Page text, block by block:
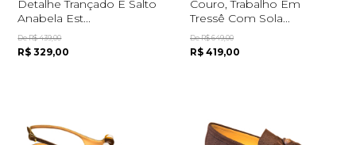
Detalhe Trançado E Salto
Anabela Est...
De R$ 439,00
R$ 329,00
Couro, Trabalho Em
Tressê Com Sola...
De R$ 649,00
R$ 419,00